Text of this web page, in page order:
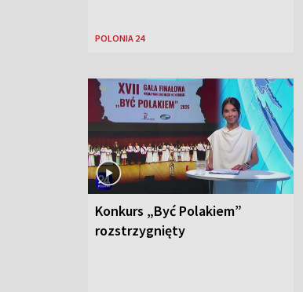
POLONIA 24
Konkurs „Być Polakiem”
rozstrzygnięty